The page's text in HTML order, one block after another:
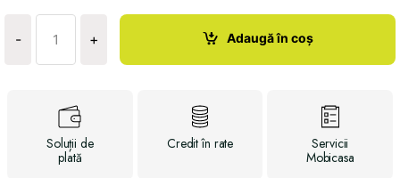
-
Cantitate
Husa
+ Adaugă în coș
Soluții de
plată
Creditîn rate
Servicii
Mobicasa